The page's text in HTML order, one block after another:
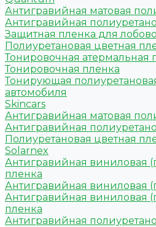
Антигравийная матовая
Антигравийная
Защитная пленка для
Полиуретановая цветная
Тонировочная атермальная
Тонировочная пленка
Тонирующая
автомобиля
Skincars
Антигравийная матовая
Антигравийная
Полиуретановая цветная
Solarnex
Антигравийная виниловая
пленка
Антигравийная виниловая
Антигравийная виниловая
пленка
Антигравийная